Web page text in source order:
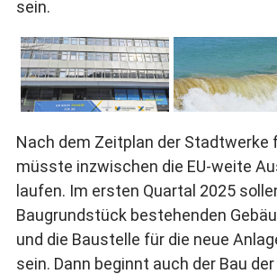
sein.
Die Stadtwerke
Stuttgart sind gerade
in ihr neues Domizil in
Wangen ganz in
Hafennähe eingezogen
-und arbeiten auch in
Energiewende.
Wasserstoff
Elektrolyse aus
gewonnen. Für
grünen
ausschließlich
erneuerbaren
Nach dem Zeitplan der Stadtwerke
müsste inzwischen die EU-weite
laufen. Im ersten Quartal 2025
Baugrundstück bestehenden
und die Baustelle für die neue
sein. Dann beginnt auch der Bau